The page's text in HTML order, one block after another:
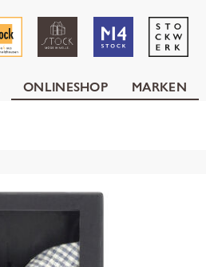
ONLINESHOP MARKEN